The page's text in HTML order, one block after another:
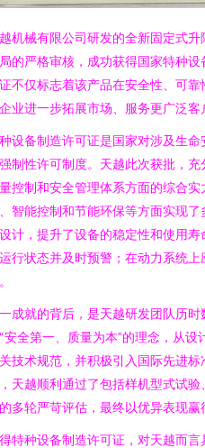
机械有限公司研发的全新固定式
的严格审核，成功获得国家特种
不仅标志着该产品在安全性、可
业进一步拓展市场、服务更广泛客
设备制造许可证是国家对涉及生
制性许可制度。天越此次获批，
控制和安全管理体系方面的综合
智能控制和节能环保等方面实现
计，提升了设备的稳定性和使用
行状态并及时预警；在动力系统
成就的背后，是天越研发团队历
安全第一、质量为本”的理念，从
技术规范，并积极引入国际先进
天越顺利通过了包括样机型式试
多轮严苛评估，最终以优异表现赢
特种设备制造许可证，对天越而